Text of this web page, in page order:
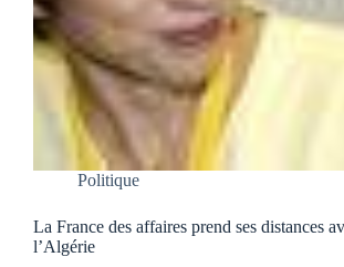
Politique
La France des affaires prend ses distances
l’Algérie